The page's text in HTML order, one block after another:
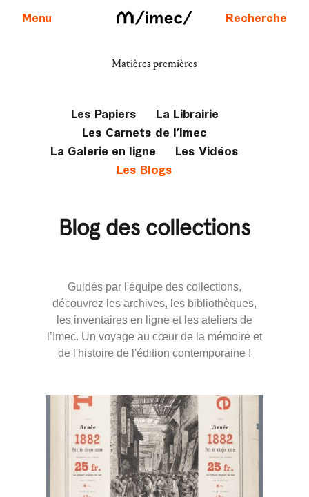
Menu Recherche
Matières premières
Les Papiers
La Librairie
Les Carnets de l’Imec
La Galerie en ligne
Les Vidéos
Les Blogs
Blog des collections
Guidés par l'équipe des collections,
découvrez les archives, les bibliothèques,
les inventaires en ligne et les ateliers de
l’Imec. Un voyage au cœur de la mémoire et
de l'histoire de l'édition contemporaine !